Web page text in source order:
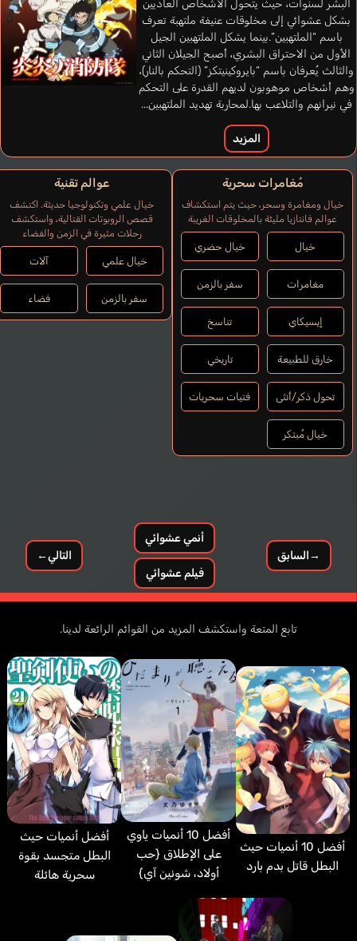
البشر لسنوات، حيث يتحول الأشخاص العاديين
بشكل عشوائي إلى مخلوقات عنيفة ملتهبة تعرف
باسم “الملتهبين”.بينما يشكل الملتهبين الجيل
الأول من الاحتراق البشري، أصبح الجيلان الثاني
والثالث يُعرفان باسم “بايروكينيتكز” (التحكم بالنار)،
وهم أشخاص موهوبون لديهم القدرة على التحكم
في نيرانهم والتلاعب بها.لمحاربة تهديد الملتهبين...
المزيد
مُغامرات سحرية
خيال ومغامرة وسحر، حيث يتم استكشاف
عوالم فانتازيا مليئة بالمخلوقات الغريبة
خيال خيال حضري
مغامرات سفر بالزمن
إيسيكاي تناسخ
خارق للطبيعة تاريخي
تحول ذكر/أنثى فتيات سحريات
خيال مُبتكر
عوالم تقنية
خيال علمي وتكنولوجيا حديثة. اكتشف
قصص الروبوتات القتالية، واستكشف
رحلات مثيرة في الزمن والفضاء
خيال علمي آلات
سفر بالزمن فضاء
→السابق
أنمي عشوائي
فيلم عشوائي
التالي←
تابع المتعة واستكشف المزيد من القوائم الرائعة لدينا.
أفضل 10 أنميات حيث
البطل قاتل بدم بارد
أفضل 10 أنميات ياوي
على الإطلاق {حب
أولاد، شونين آي}
أفضل أنميات حيث
البطل متجسد بقوة
سحرية هائلة